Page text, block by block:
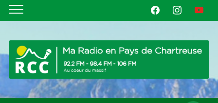
facebookinstagramyoutube